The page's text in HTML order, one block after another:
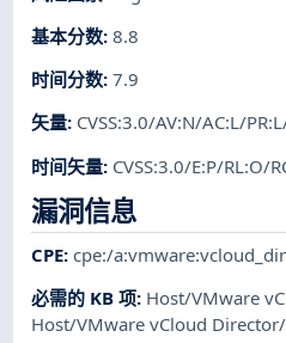
基本分数:8.8
时间分数:7.9
矢量: CVSS:3.0/AV:N/AC:L/
时间矢量: CVSS:3.0/E:P/RL:O/
漏洞信息
CPE:cpe:/
必需的 KB 项: Host/VMware
Host/VMware vCloud